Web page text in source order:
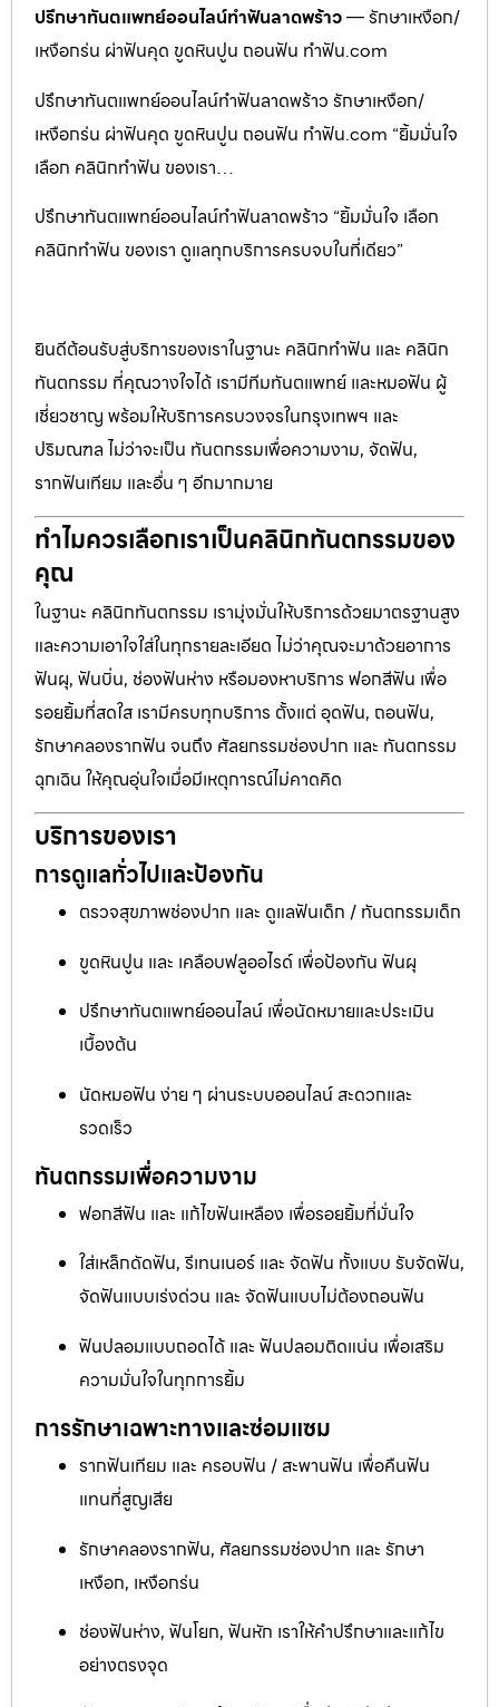
ปรึกษาทันตแพทย์ออนไลน์ทำฟันลาดพร้าว— รักษาเหงือก/
เหงือกร่น ผ่าฟันคุด ขูดหินปูน ถอนฟัน ทำฟัน.com
ปรึกษาทันตแพทย์ออนไลน์ทำฟันลาดพร้าว รักษาเหงือก/
เหงือกร่น ผ่าฟันคุด ขูดหินปูน ถอนฟัน ทำฟัน.com “ยิ้มมั่นใจ
เลือก คลินิกทำฟัน ของเรา…
ปรึกษาทันตแพทย์ออนไลน์ทำฟันลาดพร้าว “ยิ้มมั่นใจ เลือก
คลินิกทำฟัน ของเรา ดูแลทุกบริการครบจบในที่เดียว”
ยินดีต้อนรับสู่บริการของเราในฐานะ คลินิกทำฟัน และ คลินิก
ทันตกรรม ที่คุณวางใจได้ เรามีทีมทันตแพทย์ และหมอฟัน ผู้
เชี่ยวชาญ พร้อมให้บริการครบวงจรในกรุงเทพฯ และ
ปริมณฑล ไม่ว่าจะเป็น ทันตกรรมเพื่อความงาม, จัดฟัน,
รากฟันเทียม และอื่น ๆ อีกมากมาย
ทำไมควรเลือกเราเป็นคลินิกทันตกรรมของ
คุณ
ในฐานะ คลินิกทันตกรรม เรามุ่งมั่นให้บริการด้วยมาตรฐานสูง
และความเอาใจใส่ในทุกรายละเอียด ไม่ว่าคุณจะมาด้วยอาการ
ฟันผุ, ฟันบิ่น, ช่องฟันห่าง หรือมองหาบริการ ฟอกสีฟัน เพื่อ
รอยยิ้มที่สดใส เรามีครบทุกบริการ ตั้งแต่ อุดฟัน, ถอนฟัน,
รักษาคลองรากฟัน จนถึง ศัลยกรรมช่องปาก และ ทันตกรรม
ฉุกเฉิน ให้คุณอุ่นใจเมื่อมีเหตุการณ์ไม่คาดคิด
บริการของเรา
การดูแลทั่วไปและป้องกัน
ตรวจสุขภาพช่องปาก และ ดูแลฟันเด็ก / ทันตกรรมเด็ก
ขูดหินปูน และ เคลือบฟลูออไรด์ เพื่อป้องกัน ฟันผุ
ปรึกษาทันตแพทย์ออนไลน์ เพื่อนัดหมายและประเมิน
เบื้องต้น
นัดหมอฟัน ง่าย ๆ ผ่านระบบออนไลน์ สะดวกและ
รวดเร็ว
ทันตกรรมเพื่อความงาม
ฟอกสีฟัน และ แก้ไขฟันเหลือง เพื่อรอยยิ้มที่มั่นใจ
ใส่เหล็กดัดฟัน, รีเทนเนอร์ และ จัดฟัน ทั้งแบบ รับจัดฟัน,
จัดฟันแบบเร่งด่วน และ จัดฟันแบบไม่ต้องถอนฟัน
ฟันปลอมแบบถอดได้ และ ฟันปลอมติดแน่น เพื่อเสริม
ความมั่นใจในทุกการยิ้ม
การรักษาเฉพาะทางและซ่อมแซม
รากฟันเทียม และ ครอบฟัน / สะพานฟัน เพื่อคืนฟัน
แทนที่สูญเสีย
รักษาคลองรากฟัน, ศัลยกรรมช่องปาก และ รักษา
เหงือก, เหงือกร่น
ช่องฟันห่าง, ฟันโยก, ฟันหัก เราให้คำปรึกษาและแก้ไข
อย่างตรงจุด